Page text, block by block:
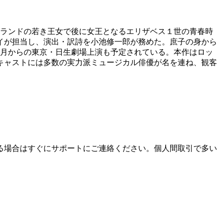
ンドの若き王女で後に女王となるエリザベス１世の青春時
担当し、演出・訳詩を小池修一郎が務めた。庶子の身から
からの東京・日生劇場上演も予定されている。本作はロッ
ストには多数の実力派ミュージカル俳優が名を連ね、観客
合はすぐにサポートにご連絡ください。個人間取引で多い